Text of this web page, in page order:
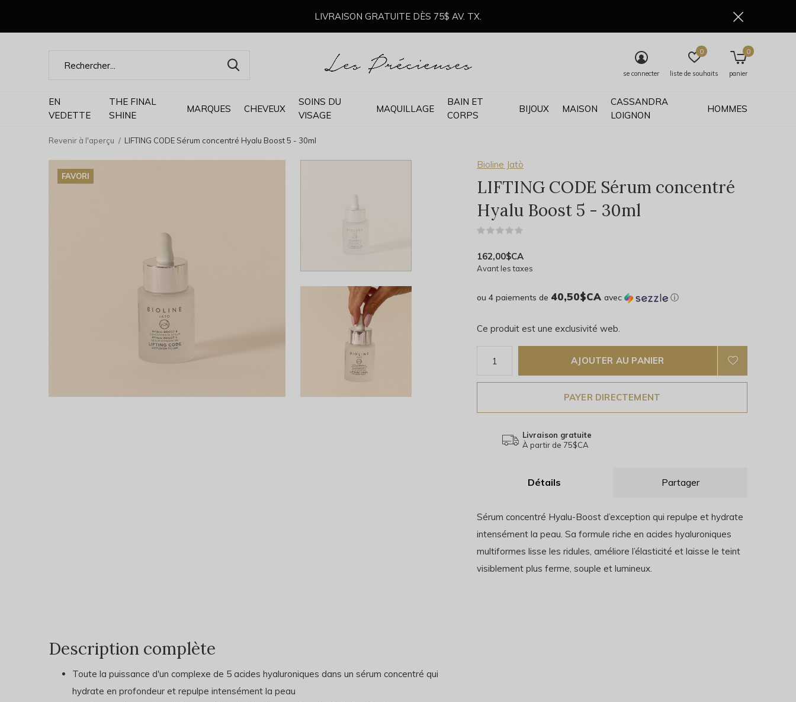
EN
VEDETTE
THE FINAL
SHINE
MARQUES CHEVEUX
SOINS DU
VISAGE
MAQUILLAGE
BAIN ET
CORPS
BIJOUX MAISON
CASSANDRA
LOIGNON
HOMMES
se connecter liste de souhaits
0
panier
0
LIVRAISON GRATUITE DÈS 75$ AV. TX.
Revenir à l'aperçu LIFTING CODE Sérum concentré Hyalu Boost 5 - 30ml
FAVORI
Bioline Jatò
LIFTING CODE Sérum concentré
Hyalu Boost 5 - 30ml
162,00$CA
Avant les taxes
ou 4 paiements de 40,50$CA avec ⓘ
Ce produit est une exclusivité web.
AJOUTER AU PANIER
PAYER DIRECTEMENT
Livraison gratuite
À partir de 75$CA
Détails Partager
Sérum concentré Hyalu-Boost d’exception qui repulpe et hydrate
intensément la peau. Sa formule riche en acides hyaluroniques
multiformes lisse les ridules, améliore l’élasticité et laisse le teint
visiblement plus ferme, souple et lumineux.
Description complète
Toute la puissance d'un complexe de 5 acides hyaluroniques dans un sérum concentré qui
hydrate en profondeur et repulpe intensément la peau